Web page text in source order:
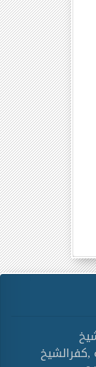
,كفرالشيخ